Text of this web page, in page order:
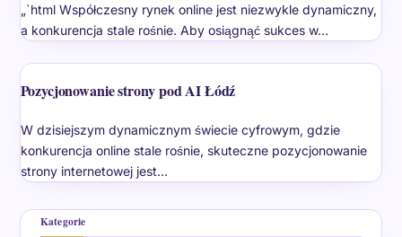
„`html Współczesny rynek online jest niezwykle dynamiczny,
a konkurencja stale rośnie. Aby osiągnąć sukces w…
Pozycjonowanie strony pod AI Łódź
W dzisiejszym dynamicznym świecie cyfrowym, gdzie
konkurencja online stale rośnie, skuteczne pozycjonowanie
strony internetowej jest…
Kategorie